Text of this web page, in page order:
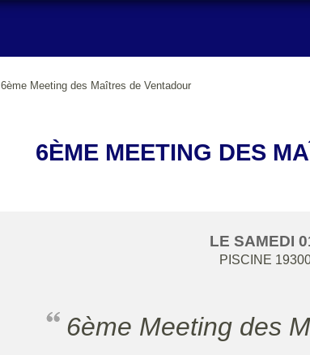
6ème Meeting des Maîtres de Ventadour
6ÈME MEETING DES
LE SAMEDI
PISCINE
6ème Meeting des